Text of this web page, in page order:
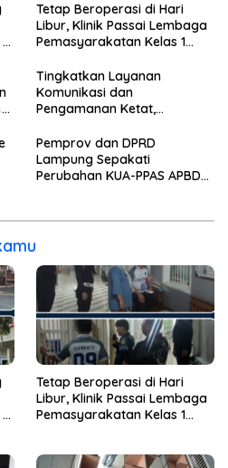
Tetap Beroperasi di Hari
Libur, Klinik Passai Lembaga
Pemasyarakatan Kelas 1
Layani Warga Binaan dan
Masyarakat 24 Jam
Tingkatkan Layanan
Komunikasi dan
Pengamanan Ketat,
Kelas 1 Bandar Lampung
Tambah Wartelsuspas Serta
Pasang Kamera Pengawas
Pemprov dan DPRD
Lampung Sepakati
Perubahan KUA-PPAS APBD
Tetap Beroperasi di Hari
Libur, Klinik Passai Lembaga
Pemasyarakatan Kelas 1
Masyarakat 24 Jam